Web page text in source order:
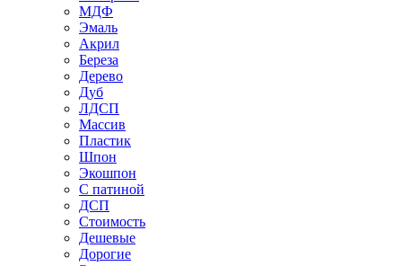
МДФ
Эмаль
Акрил
Береза
Дерево
Дуб
ЛДСП
Массив
Пластик
Шпон
Экошпон
С патиной
ДСП
Стоимость
Дешевые
Дорогие